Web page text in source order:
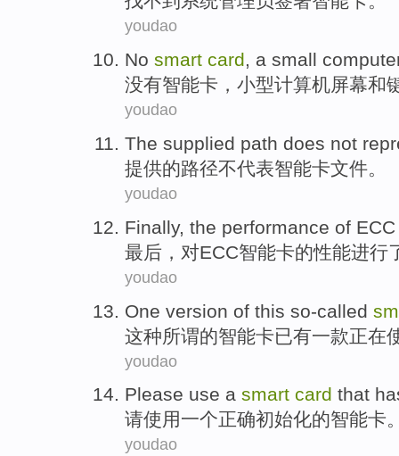
youdao
No smart card, a small
没有智能卡 ， 小型计算机屏幕和
youdao
The supplied path does not
提供的路径不代表智能卡文件。
youdao
Finally, the performance of ECC
最后 ， 对ECC智能卡的性能进行
youdao
One version of this so-called
这种所谓的智能卡已有一款正在
youdao
Please use a smart card that
请使用一个正确初始化的智能卡
youdao